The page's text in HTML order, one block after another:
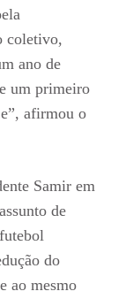
coletivo,
ano de
um primeiro
afirmou o
Samir em
de
do
ao mesmo